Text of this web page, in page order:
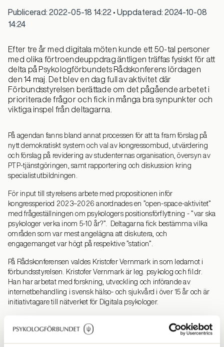
Publicerad: 2022-05-18 14:22 • Uppdaterad: 2024-10-08
14:24
Efter tre år med digitala möten kunde ett 50-tal personer
med olika förtroendeuppdrag äntligen träffas fysiskt för att
delta på Psykologförbundets Rådskonferens lördagen
den 14 maj. Det blev en dag full av aktivitet där
Förbundsstyrelsen berättade om det pågående arbetet i
prioriterade frågor och fick in många bra synpunkter och
viktiga inspel från deltagarna.
På agendan fanns bland annat processen för att ta fram förslag på
nytt demokratiskt system och val av kongressombud, utvärdering
och förslag på revidering av studenternas organisation, översyn av
PTP-tjänstgöringen, samt rapportering och diskussion kring
specialistutbildningen.
För input till styrelsens arbete med propositionen inför
kongressperiod 2023–2026 anordnades en ”open-space-aktivitet”
med frågeställningen om psykologers positionsförflyttning - ”var ska
psykologer verka inom 5-10 år?”. Deltagarna fick bestämma vilka
områden som var mest angelägna att diskutera, och
engagemanget var högt på respektive ”station”.
På Rådskonferensen valdes Kristofer Vernmark in som ledamot i
förbundsstyrelsen. Kristofer Vernmark är leg. psykolog och fil.dr.
Han har arbetat med forskning, utveckling och införande av
internetbehandling i svensk hälso- och sjukvård i över 15 år och är
initiativtagare till nätverket för Digitala psykologer.
roll i samhället och vilka möjligheter vi har som profession framöver